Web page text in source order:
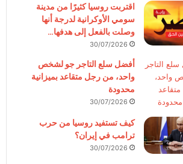
اقتربت روسيا كثيرًا من مدينة
سومي الأوكرانية لدرجة أنها
وصلت بالفعل إلى هدفها…
30/07/2026
أفضل سلع التاجر جو لشخص
واحد، من رجل متقاعد بميزانية
محدودة
30/07/2026
كيف تستفيد روسيا من حرب
ترامب في إيران؟
30/07/2026